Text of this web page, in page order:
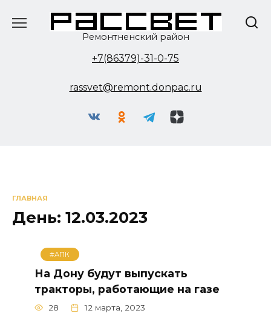
Ремонтненский район
+7(86379)-31-0-75
rassvet@remont.donpac.ru
ГЛАВНАЯ
День: 12.03.2023
#АПК
На Дону будут выпускать
тракторы, работающие на газе
28 12 марта, 2023